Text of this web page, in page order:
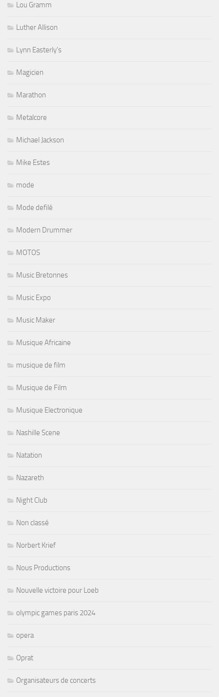
Lou Gramm
Luther Allison
Lynn Easterly's
Magicien
Marathon
Metalcore
Michael Jackson
Mike Estes
mode
Mode defilé
Modern Drummer
MOTOS
Music Bretonnes
Music Expo
Music Maker
Musique Africaine
musique de film
Musique de Film
Musique Electronique
Nashille Scene
Natation
Nazareth
Night Club
Non classé
Norbert Krief
Nous Productions
Nouvelle victoire pour Loeb
olympic games paris 2024
opera
Oprat
Organisateurs de concerts